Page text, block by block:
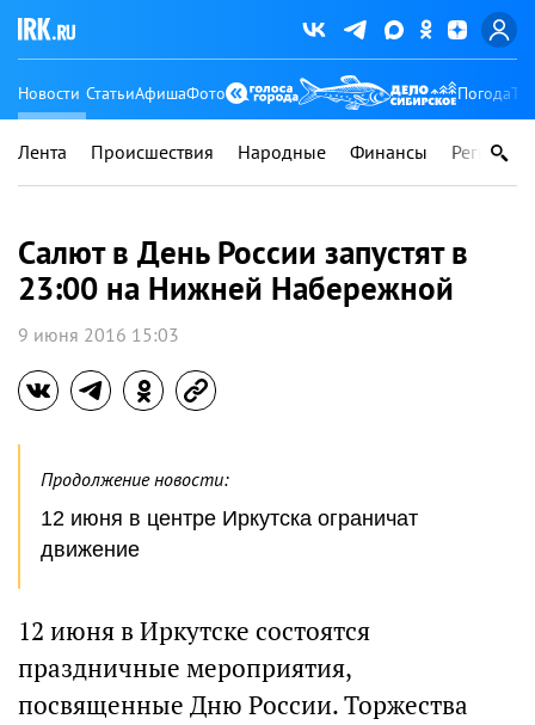
Новости СтатьиАфишаФото Погода
Лента Происшествия Народные Финансы Регионы
Салют в День России запустят в
23:00 на Нижней Набережной
9 июня 2016 15:03
Продолжение новости:
12 июня в центре Иркутска ограничат
движение
12 июня в Иркутске состоятся
праздничные мероприятия,
посвященные Дню России. Торжества